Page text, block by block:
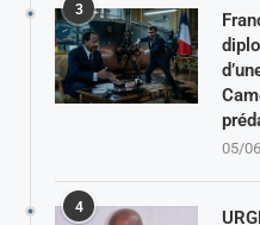
3
05/
4